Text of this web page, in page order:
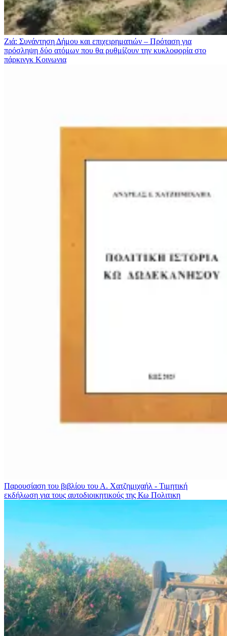
Ζιά: Συνάντηση Δήμου και επιχειρηματιών – Πρόταση για
πρόσληψη δύο ατόμων που θα ρυθμίζουν την κυκλοφορία στο
πάρκινγκ Κοινωνια
Παρουσίαση του βιβλίου του Α. Χατζημιχαήλ - Τιμητική
εκδήλωση για τους αυτοδιοικητικούς της Κω Πολιτικη